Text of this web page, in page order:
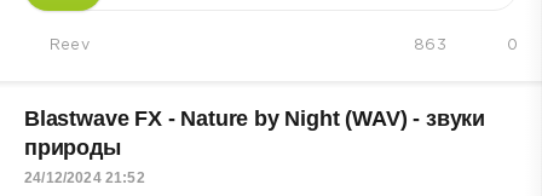
Reev 0
863
Blastwave FX - Nature by Night (WAV) - звуки
природы
24/12/2024 21:52